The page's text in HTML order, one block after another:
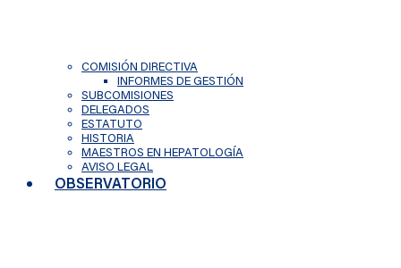
COMISIÓN DIRECTIVA
INFORMES DE GESTIÓN
SUBCOMISIONES
DELEGADOS
ESTATUTO
HISTORIA
MAESTROS EN HEPATOLOGÍA
AVISO LEGAL
OBSERVATORIO